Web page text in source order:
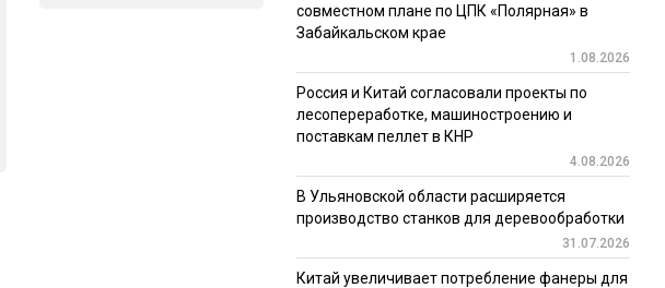
совместном плане по ЦПК «Полярная» в
Забайкальском крае
1.08.2026
Россия и Китай согласовали проекты по
лесопереработке, машиностроению и
поставкам пеллет в КНР
4.08.2026
В Ульяновской области расширяется
производство станков для деревообработки
31.07.2026
Китай увеличивает потребление фанеры для